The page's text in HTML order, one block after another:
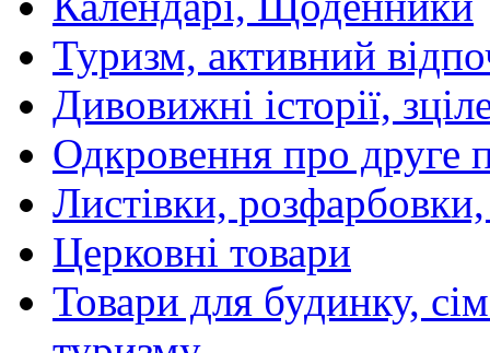
Туризм, активний
Дивовижні історії,
Одкровення про друге
Листівки,
Церковні товари
Товари для будинку,